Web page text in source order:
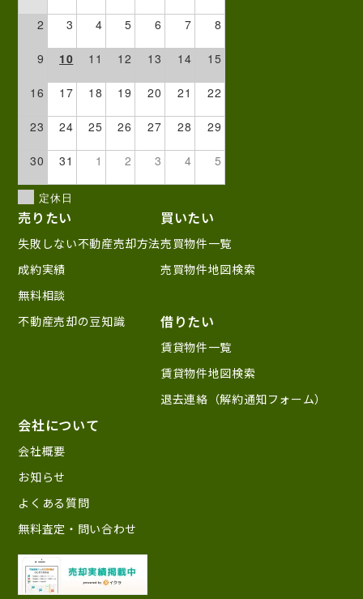
2 3 4 5 6 7 8
9 10 11 12 13 14 15
16 17 18 19 20 21 22
23 24 25 26 27 28 29
30 31 1 2 3 4 5
定休日
売りたい
失敗しない不動産売却方法
成約実績
無料相談
不動産売却の豆知識
買いたい
売買物件一覧
売買物件地図検索
借りたい
賃貸物件一覧
賃貸物件地図検索
退去連絡（解約通知フォーム）
会社について
会社概要
お知らせ
よくある質問
無料査定・問い合わせ